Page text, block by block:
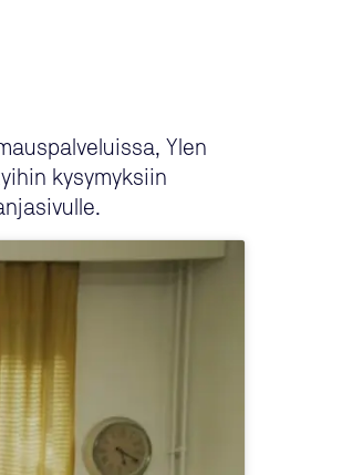
Ylen
kysymyksiin